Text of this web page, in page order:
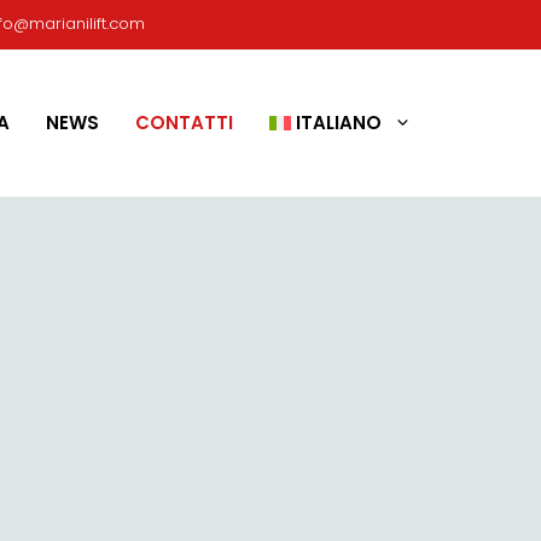
NEWS CONTATTI ITALIANO